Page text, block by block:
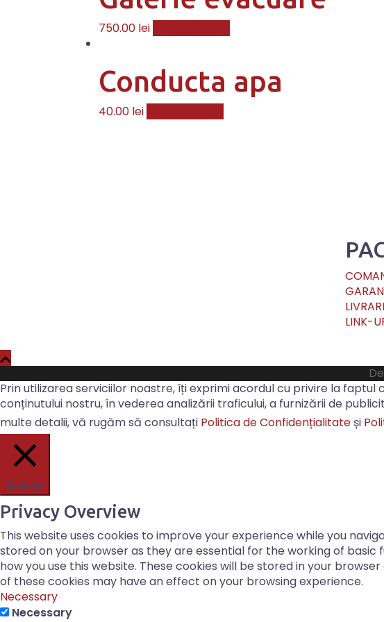
750.00 lei
Conducta apa
40.00 lei
LINK-
Prin utilizarea serviciilor noastre, îți exprimi acordul cu privire la
conținutului nostru, în vederea analizării traficului, a furnizării de
multe detalii, vă rugăm să consultați Politica de Confidențialitate și
Închide
Privacy Overview
This website uses cookies to improve your experience while you
stored on your browser as they are essential for the working of
how you use this website. These cookies will be stored in your
of these cookies may have an effect on your browsing experience.
Necessary
Necessary